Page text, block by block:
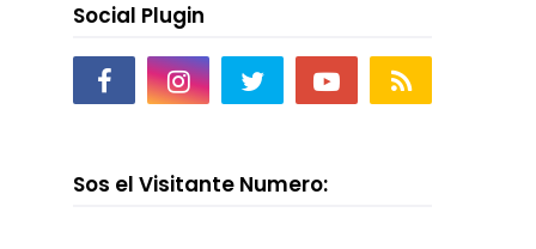
Social Plugin
Sos el Visitante Numero: